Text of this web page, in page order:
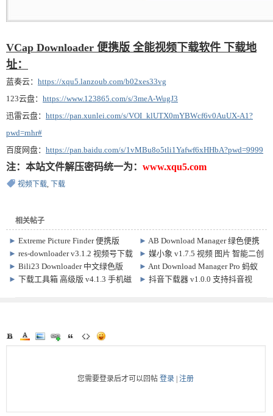
VCap Downloader 便携版 全能视频下载软件 下载地
址：
蓝奏云： https://xqu5.lanzoub.com/b02xes33vg
123云盘： https://www.123865.com/s/3meA-WugJ3
迅雷云盘： https://pan.xunlei.com/s/VOI_klUTX0mYBWcf6v0AuUX-A1?
pwd=rnhr#
百度网盘： https://pan.baidu.com/s/1vMBu8o5tli1Yafwf6xHHbA?pwd=9999
注：本站文件解压密码统一为： www.xqu5.com
视频下载, 下载
相关帖子
►Extreme Picture Finder 便携版
v3.67.4.0 网络图片嗅探下载
► AB Download Manager 绿色便携
版 v1.10.1 下载管理软件
►res-downloader v3.1.2 视频号下载
软件
►媒小象 v1.7.5 视频 图片 智能二创
软件
►Bili23 Downloader 中文绿色版
v2.12.1 哔哩哔哩视频下载软件
► Ant Download Manager Pro 蚂蚁
下载管家 特别版 v2.17.6.96447
►下载工具箱 高级版 v4.1.3 手机磁
►抖音下载器 v1.0.0 支持抖音视
您需要登录后才可以回帖登录 |注册